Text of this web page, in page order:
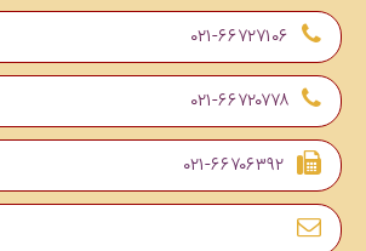
۰۲۱-۶۶۷۲۷۱۰۶
۰۲۱-۶۶۷۲۰۷۷۸
۰۲۱-۶۶۷۰۶۳۹۲